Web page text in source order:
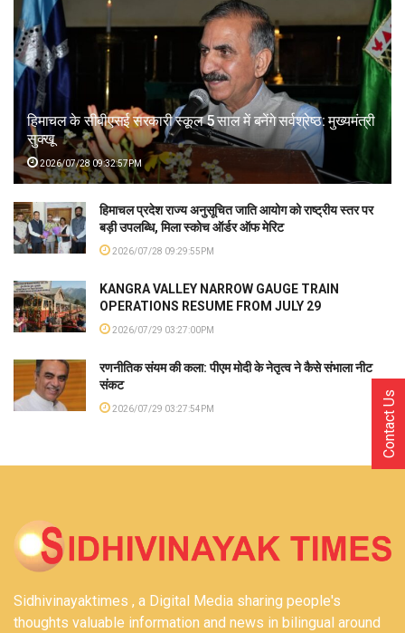
हिमाचल के सीबीएसई सरकारी स्कूल 5 साल में बनेंगे सर्वश्रेष्ठ: मुख्यमंत्री
सुक्खू
2026/07/28 09:32:57PM
हिमाचल प्रदेश राज्य अनुसूचित जाति आयोग को राष्ट्रीय स्तर पर
बड़ी उपलब्धि, मिला स्कोच ऑर्डर ऑफ मेरिट
2026/07/28 09:29:55PM
KANGRA VALLEY NARROW GAUGE TRAIN
OPERATIONS RESUME FROM JULY 29
2026/07/29 03:27:00PM
रणनीतिक संयम की कला: पीएम मोदी के नेतृत्व ने कैसे संभाला नीट
संकट
2026/07/29 03:27:54PM
Sidhivinayaktimes , a Digital Media sharing people's
thoughts valuable information and news in bilingual around
Contact Us